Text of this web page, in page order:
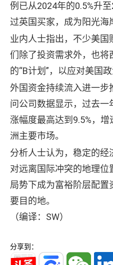
例已从2024年的0.5%升
过英国买家，成为阳光海
业内人士指出，不少美
们除了投资需求外，也将
的“B计划”，以应对美国
外国资金持续流入进一
问公司数据显示，过去一
涨幅度最高达到9.5%，
洲主要市场。
分析人士认为，稳定的经
对远离国际冲突的地理
局势下成为富裕阶层配
要目的地。
（编译：SW）
分享到：